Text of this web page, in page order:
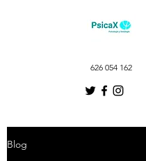
626 054 162
Blog